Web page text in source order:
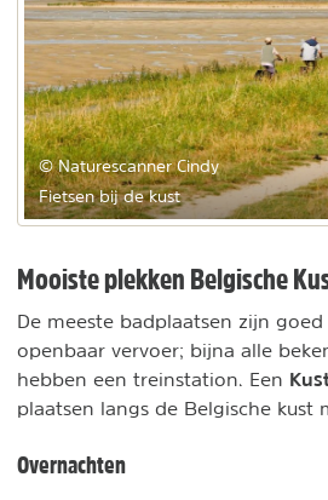
© Naturescanner Cindy
Fietsen bij de kust
Mooiste plekken Belgische
De meeste badplaatsen zijn
openbaar vervoer; bijna alle
hebben een treinstation. Een
plaatsen langs de Belgische kust
Overnachten